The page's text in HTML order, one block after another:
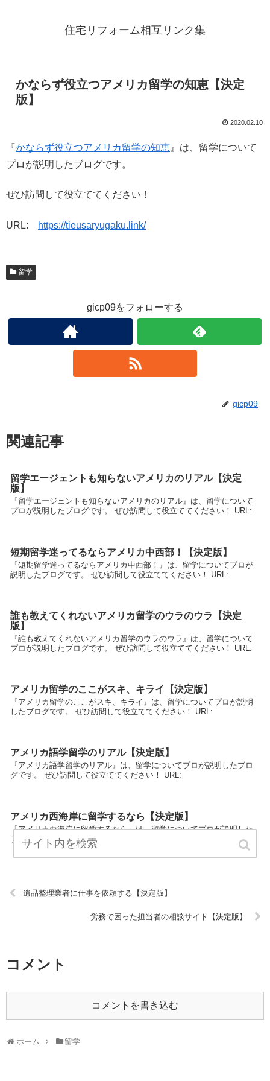
住宅リフォーム相互リンク集
かならず役立つアメリカ留学の知恵【決定
版】
2020.02.10
『かならず役立つアメリカ留学の知恵 』は、留学について
プロが説明したブログです。
ぜひ訪問して役立ててください！
URL: https://tieusaryugaku.link/
留学
gicp09をフォローする
gicp09
関連記事
留学エージェントも知らないアメリカのリアル【決定
版】
『留学エージェントも知らないアメリカのリアル』は、留学について
プロが説明したブログです。 ぜひ訪問して役立ててください！ URL:
短期留学迷ってるならアメリカ中西部！【決定版】
『短期留学迷ってるならアメリカ中西部！』は、留学についてプロが
説明したブログです。 ぜひ訪問して役立ててください！ URL:
誰も教えてくれないアメリカ留学のウラのウラ【決定
版】
『誰も教えてくれないアメリカ留学のウラのウラ』は、留学について
プロが説明したブログです。 ぜひ訪問して役立ててください！ URL:
アメリカ留学のここがスキ、キライ【決定版】
『アメリカ留学のここがスキ、キライ』は、留学についてプロが説明
したブログです。 ぜひ訪問して役立ててください！ URL:
アメリカ語学留学のリアル【決定版】
『アメリカ語学留学のリアル』は、留学についてプロが説明したブロ
グです。 ぜひ訪問して役立ててください！ URL:
アメリカ西海岸に留学するなら【決定版】
『アメリカ西海岸に留学するなら』は、留学についてプロが説明した
ブログです。 ぜひ訪問して役立ててください！ URL:
遺品整理業者に仕事を依頼する【決定版】
労務で困った担当者の相談サイト【決定版】
コメント
コメントを書き込む
ホーム 留学